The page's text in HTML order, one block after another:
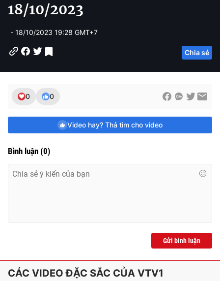
18/10/2023
- 18/10/2023 19:28 GMT+7
Chia sẻ
0 0
Video hay? Thả tim cho video
Bình luận (0)
Gửi bình luận
CÁC VIDEO ĐẶC SẮC CỦA VTV1